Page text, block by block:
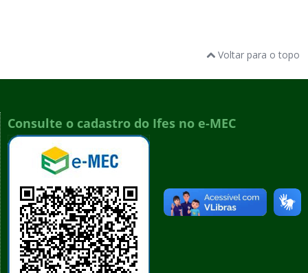
Voltar para o topo
Consulte o cadastro do Ifes no e-MEC